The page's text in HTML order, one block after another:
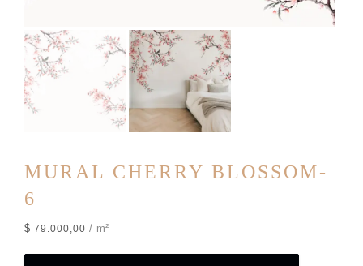
MURAL CHERRY BLOSSOM-
6
$ 79.000,00 / m²